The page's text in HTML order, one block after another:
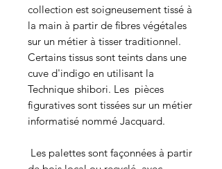
collection est soigneusement tissé à
la main à partir de fibres végétales
sur un métier à tisser traditionnel.
Certains tissus sont teints dans une
cuve d'indigo en utilisant la
Technique shibori. Les pièces
figuratives sont tissées sur un métier
informatisé nommé Jacquard.
Les palettes sont façonnées à partir